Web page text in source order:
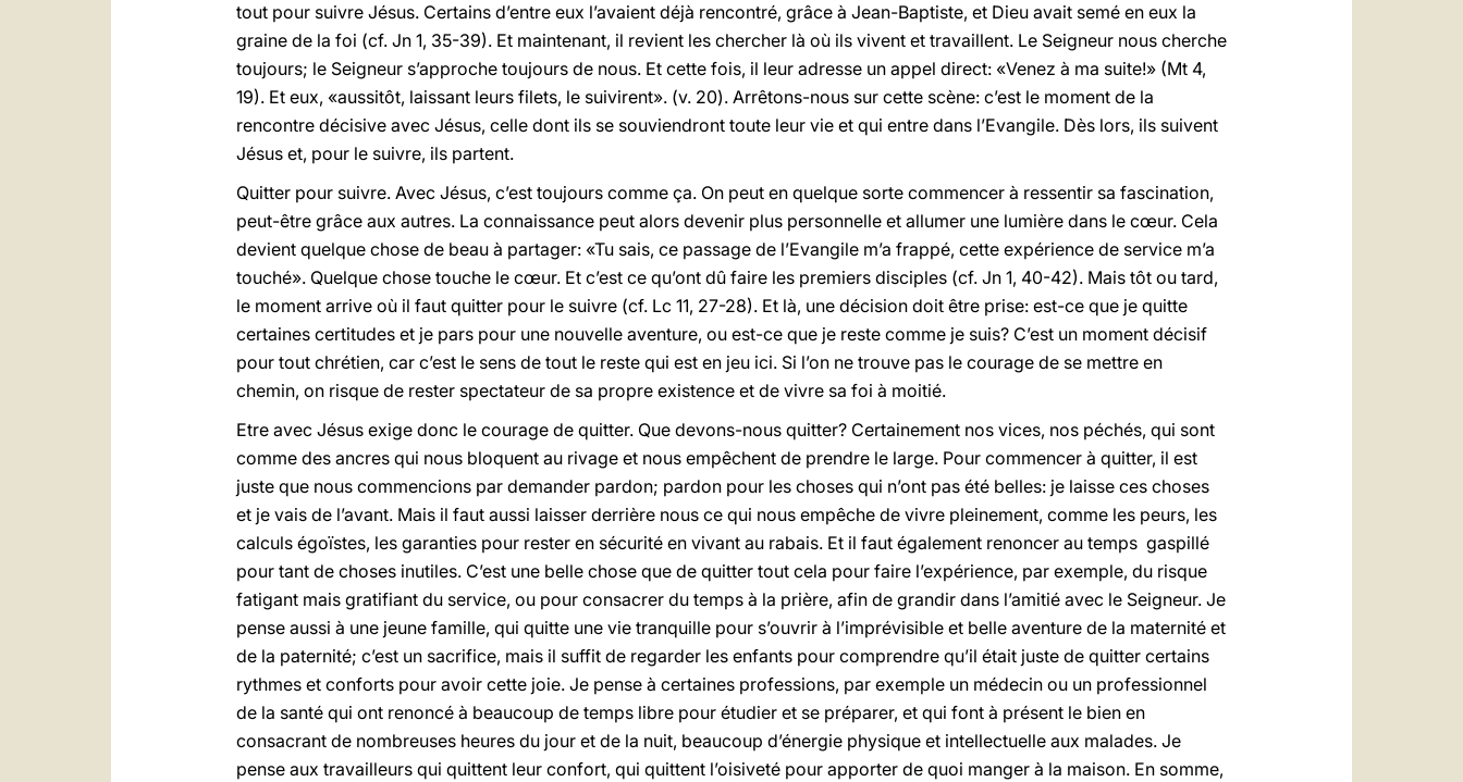
tout pour suivre Jésus. Certains d’entre eux l’avaient déjà rencontré, grâce à Jean-Baptiste, et Dieu avait semé en eux la
graine de la foi (cf. Jn 1, 35-39). Et maintenant, il revient les chercher là où ils vivent et travaillent. Le Seigneur nous cherche
toujours; le Seigneur s’approche toujours de nous. Et cette fois, il leur adresse un appel direct: «Venez à ma suite!» (Mt 4,
19). Et eux, «aussitôt, laissant leurs filets, le suivirent». (v. 20). Arrêtons-nous sur cette scène: c’est le moment de la
rencontre décisive avec Jésus, celle dont ils se souviendront toute leur vie et qui entre dans l’Evangile. Dès lors, ils suivent
Jésus et, pour le suivre, ils partent.
Quitter pour suivre. Avec Jésus, c’est toujours comme ça. On peut en quelque sorte commencer à ressentir sa fascination,
peut-être grâce aux autres. La connaissance peut alors devenir plus personnelle et allumer une lumière dans le cœur. Cela
devient quelque chose de beau à partager: «Tu sais, ce passage de l’Evangile m’a frappé, cette expérience de service m’a
touché». Quelque chose touche le cœur. Et c’est ce qu’ont dû faire les premiers disciples (cf. Jn 1, 40-42). Mais tôt ou tard,
le moment arrive où il faut quitter pour le suivre (cf. Lc 11, 27-28). Et là, une décision doit être prise: est-ce que je quitte
certaines certitudes et je pars pour une nouvelle aventure, ou est-ce que je reste comme je suis? C’est un moment décisif
pour tout chrétien, car c’est le sens de tout le reste qui est en jeu ici. Si l’on ne trouve pas le courage de se mettre en
chemin, on risque de rester spectateur de sa propre existence et de vivre sa foi à moitié.
Etre avec Jésus exige donc le courage de quitter. Que devons-nous quitter? Certainement nos vices, nos péchés, qui sont
comme des ancres qui nous bloquent au rivage et nous empêchent de prendre le large. Pour commencer à quitter, il est
juste que nous commencions par demander pardon; pardon pour les choses qui n’ont pas été belles: je laisse ces choses
et je vais de l’avant. Mais il faut aussi laisser derrière nous ce qui nous empêche de vivre pleinement, comme les peurs, les
calculs égoïstes, les garanties pour rester en sécurité en vivant au rabais. Et il faut également renoncer au temps gaspillé
pour tant de choses inutiles. C’est une belle chose que de quitter tout cela pour faire l’expérience, par exemple, du risque
fatigant mais gratifiant du service, ou pour consacrer du temps à la prière, afin de grandir dans l’amitié avec le Seigneur. Je
pense aussi à une jeune famille, qui quitte une vie tranquille pour s’ouvrir à l’imprévisible et belle aventure de la maternité et
de la paternité; c’est un sacrifice, mais il suffit de regarder les enfants pour comprendre qu’il était juste de quitter certains
rythmes et conforts pour avoir cette joie. Je pense à certaines professions, par exemple un médecin ou un professionnel
de la santé qui ont renoncé à beaucoup de temps libre pour étudier et se préparer, et qui font à présent le bien en
consacrant de nombreuses heures du jour et de la nuit, beaucoup d’énergie physique et intellectuelle aux malades. Je
pense aux travailleurs qui quittent leur confort, qui quittent l’oisiveté pour apporter de quoi manger à la maison. En somme,